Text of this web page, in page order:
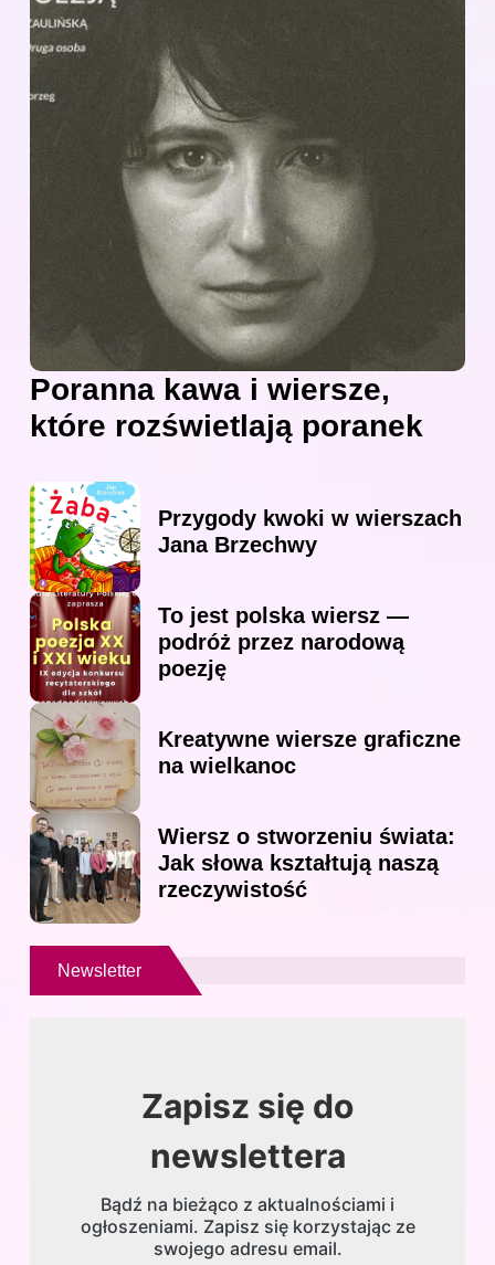
Poranna kawa i wiersze,
które rozświetlają poranek
Przygody kwoki w wierszach
Jana Brzechwy
To jest polska wiersz —
podróż przez narodową
poezję
Kreatywne wiersze graficzne
na wielkanoc
Wiersz o stworzeniu świata:
Jak słowa kształtują naszą
rzeczywistość
Newsletter
Zapisz się do
newslettera
Bądź na bieżąco z aktualnościami i
ogłoszeniami. Zapisz się korzystając ze
swojego adresu email.